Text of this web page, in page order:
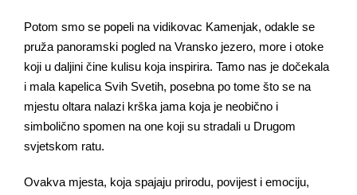
Potom smo se popeli na vidikovac Kamenjak, odakle se
pruža panoramski pogled na Vransko jezero, more i otoke
koji u daljini čine kulisu koja inspirira. Tamo nas je dočekala
i mala kapelica Svih Svetih, posebna po tome što se na
mjestu oltara nalazi krška jama koja je neobično i
simbolično spomen na one koji su stradali u Drugom
svjetskom ratu.
Ovakva mjesta, koja spajaju prirodu, povijest i emociju,